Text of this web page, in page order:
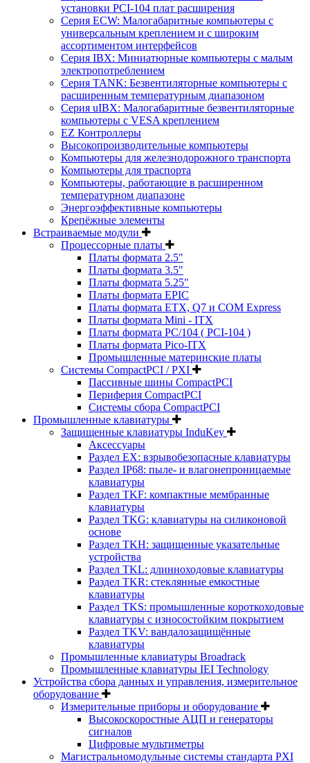
установки PCI-104 плат расширения
Серия ECW: Малогабаритные компьютеры с
универсальным креплением и с широким
ассортиментом интерфейсов
Серия IBX: Миниатюрные компьютеры с малым
электропотреблением
Серия TANK: Безвентиляторные компьютеры с
расширенным температурным диапазоном
Серия uIBX: Малогабаритные безвентиляторные
компьютеры с VESA креплением
EZ Контроллеры
Высокопроизводительные компьютеры
Компьютеры для железнодорожного транспорта
Компьютеры для траспорта
Компьютеры, работающие в расширенном
температурном диапазоне
Энергоэффективные компьютеры
Крепёжные элементы
Встраиваемые модули
Процессорные платы
Платы формата 2.5"
Платы формата 3.5"
Платы формата 5.25"
Платы формата EPIC
Платы формата ETX, Q7 и COM Express
Платы формата Mini - ITX
Платы формата PC/104 ( PCI-104 )
Платы формата Pico-ITX
Промышленные материнские платы
Системы CompactPCI / PXI
Пассивные шины CompactPCI
Периферия CompactPCI
Системы сбора CompactPCI
Промышленные клавиатуры
Защищенные клавиатуры InduKey
Аксессуары
Раздел EX: взрывобезопасные клавиатуры
Раздел IP68: пыле- и влагонепроницаемые
клавиатуры
Раздел TKF: компактные мембранные
клавиатуры
Раздел TKG: клавиатуры на силиконовой
основе
Раздел TKH: защищенные указательные
устройства
Раздел TKL: длинноходовые клавиатуры
Раздел TKR: стеклянные емкостные
клавиатуры
Раздел TKS: промышленные короткоходовые
клавиатуры с износостойким покрытием
Раздел TKV: вандалозащищённые
клавиатуры
Промышленные клавиатуры Broadrack
Промышленные клавиатуры IEI Technology
Устройства сбора данных и управления, измерительное
оборудование
Измерительные приборы и оборудование
Высокоскоростные АЦП и генераторы
сигналов
Цифровые мультиметры
Магистральномодульные системы стандарта PXI